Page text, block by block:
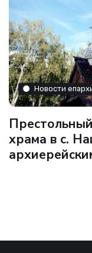
Новости
храма в с.